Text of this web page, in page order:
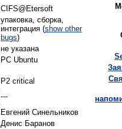
CIFS@Etersoft
упаковка, сборка,
интеграция (show other
bugs)
не указана
PC Ubuntu
P2 critical
---
Евгений Синельников
Денис Баранов